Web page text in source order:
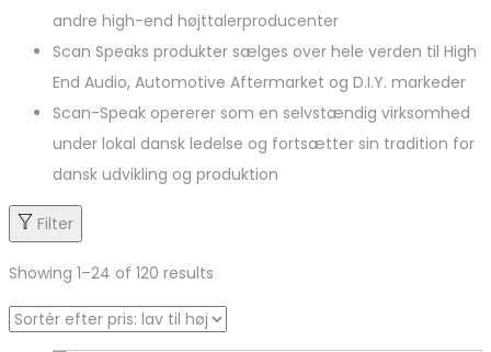
andre high-end højttalerproducenter
Scan Speaks produkter sælges over hele verden til High
End Audio, Automotive Aftermarket og D.I.Y. markeder
Scan-Speak opererer som en selvstændig virksomhed
under lokal dansk ledelse og fortsætter sin tradition for
dansk udvikling og produktion
Filter
Showing 1–24 of 120 results